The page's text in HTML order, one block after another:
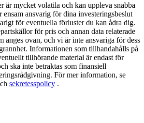
Users
to Win 500,000 USDT
Carnival
· 33,333 USDT Bonus
är mycket volatila och kan uppleva snabba
ansvarig för dina investeringsbeslut
för eventuella förluster du kan ådra dig.
för pris och annan data relaterade
anges ovan, och vi är inte ansvariga för dess
Informationen som tillhandahålls på
tillhörande material är endast för
ska inte betraktas som finansiell
För mer information, se
sekretesspolicy .